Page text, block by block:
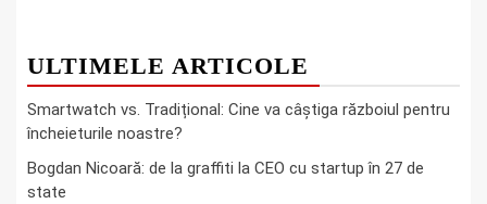
ULTIMELE ARTICOLE
Smartwatch vs. Tradițional: Cine va câștiga războiul pentru
încheieturile noastre?
Bogdan Nicoară: de la graffiti la CEO cu startup în 27 de
state